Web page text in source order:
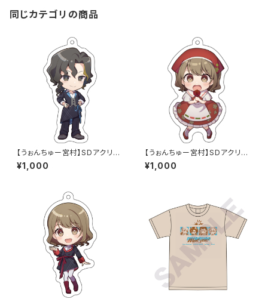
同じカテゴリの商品
【うぉんちゅー宮村】SDアクリル
キーホルダー_HYBRID SENSE
（通常）
¥1,000
【うぉんちゅー宮村】SDアクリル
キーホルダー_Ayumi.（村人）
¥1,000